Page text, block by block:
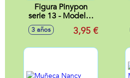
Figura Pinypon
serie 13 - Modelos
surtidos
3 años 3,95 €